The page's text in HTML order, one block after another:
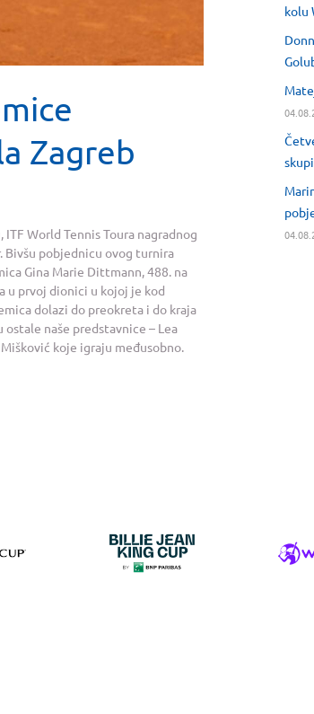
Zagreb
World Tennis Toura nagradnog
Bivšu pobjednicu ovog turnira
Gina Marie Dittmann, 488. na
u prvoj dionici u kojoj je kod
dolazi do preokreta i do kraja
naše predstavnice – Lea
koje igraju međusobno.
kolu